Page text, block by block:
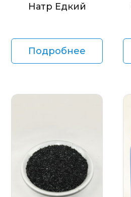
Натр Едкий
Подробнее